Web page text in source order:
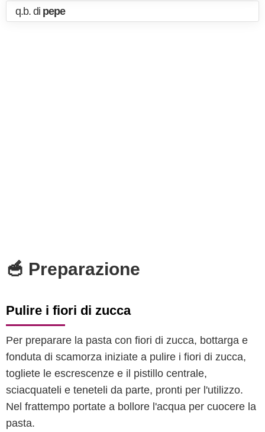
q.b. di pepe
🥣 Preparazione
Pulire i fiori di zucca
Per preparare la pasta con fiori di zucca, bottarga e
fonduta di scamorza iniziate a pulire i fiori di zucca,
togliete le escrescenze e il pistillo centrale,
sciacquateli e teneteli da parte, pronti per l'utilizzo.
Nel frattempo portate a bollore l'acqua per cuocere la
pasta.